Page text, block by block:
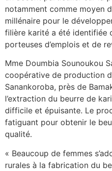
notamment comme moyen
millénaire pour le
filière karité a été identifiée
porteuses d’emplois et de
Mme Doumbia Sounoukou
coopérative de production
Sanankoroba, près de
l’extraction du beurre de
difficile et épuisante. Le
fatiguant pour obtenir le
qualité.
« Beaucoup de femmes
rurales à la fabrication du